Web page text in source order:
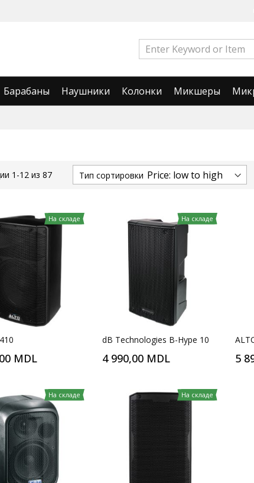
Барабаны Наушники Колонки Микшеры
1 -12 из 87 Тип сортировки
На складе
MDL
На складе
dB Technologies B-Hype 10
4 990,00 MDL 5
На складе На складе